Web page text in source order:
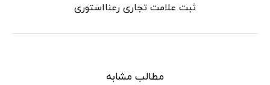
پست
ثبت علامت تجاری رعنااستوری
مطالب مشابه